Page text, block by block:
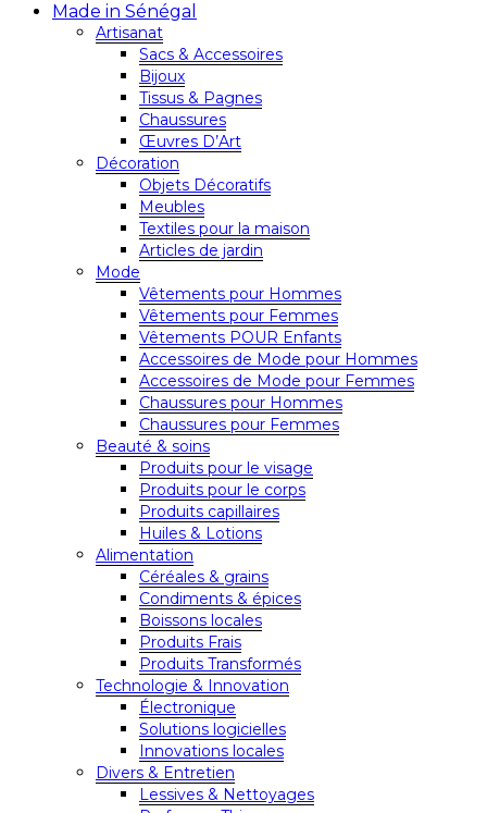
Made in Sénégal
Artisanat
Sacs & Accessoires
Bijoux
Tissus & Pagnes
Chaussures
Œuvres D’Art
Décoration
Objets Décoratifs
Meubles
Textiles pour la maison
Articles de jardin
Mode
Vêtements pour Hommes
Vêtements pour Femmes
Vêtements POUR Enfants
Accessoires de Mode pour Hommes
Accessoires de Mode pour Femmes
Chaussures pour Hommes
Chaussures pour Femmes
Beauté & soins
Produits pour le visage
Produits pour le corps
Produits capillaires
Huiles & Lotions
Alimentation
Céréales & grains
Condiments & épices
Boissons locales
Produits Frais
Produits Transformés
Technologie & Innovation
Électronique
Solutions logicielles
Innovations locales
Divers & Entretien
Lessives & Nettoyages